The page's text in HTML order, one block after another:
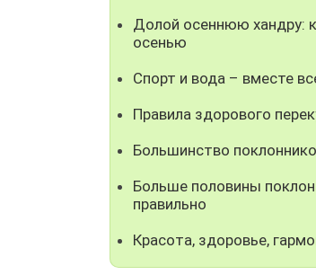
Долой осеннюю хандру:
осенью
Спорт и вода – вместе
Правила здорового
Большинство
Больше половины
правильно
Красота, здоровье,